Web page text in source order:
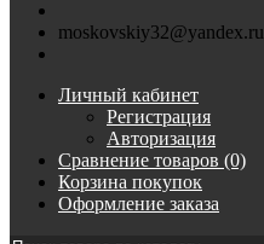
moskovskiy32@yandex.ru
Личный кабинет
Регистрация
Авторизация
Сравнение товаров (0)
Корзина покупок
Оформление заказа